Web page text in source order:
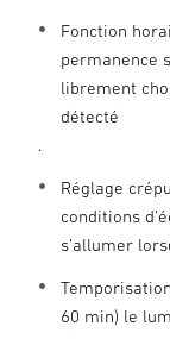
Fonction
permanence
librement
détecté
.
Réglage
conditions
s’allumer
60 min) le